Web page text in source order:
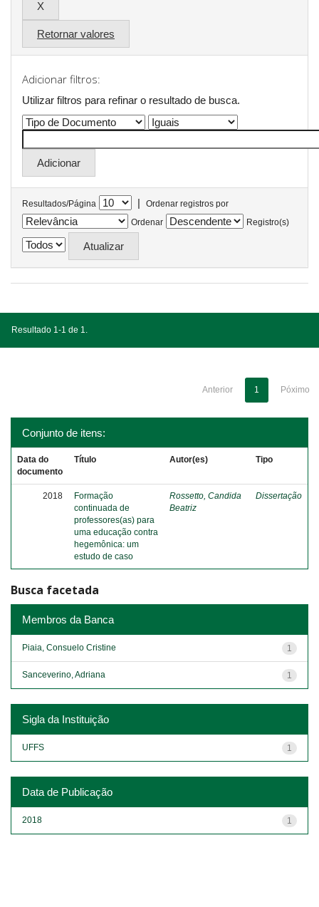
Retornar valores
Adicionar filtros:
Utilizar filtros para refinar o resultado de busca.
Resultados/Página |
Ordenar registros por
Ordenar
Registro(s)
Resultado 1-1 de 1.
Anterior 1 Póximo
Conjunto de itens:
Data do
documento
Título Autor(es) Tipo
2018
Formação
continuada de
professores(as) para
uma educação contra
hegemônica: um
estudo de caso
Rossetto, Candida
Beatriz
Dissertação
Busca facetada
Membros da Banca
1
Piaia, Consuelo Cristine
1
Sanceverino, Adriana
Sigla da Instituição
1
UFFS
Data de Publicação
1
2018